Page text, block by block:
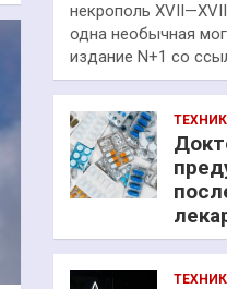
некрополь
одна необычная
издание N+1 со